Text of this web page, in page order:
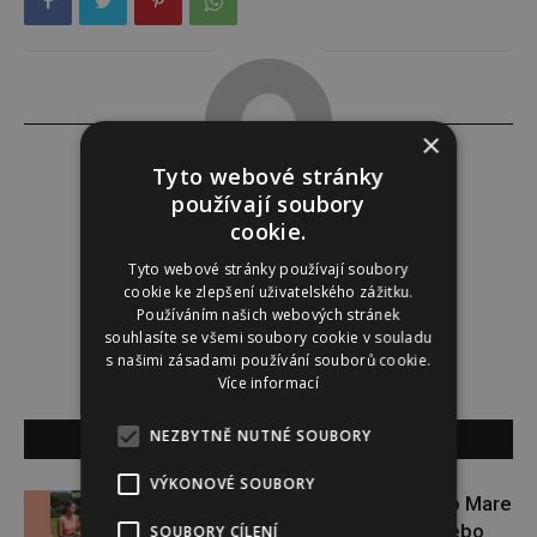
Tereza Lindauerová
http://www.zdravivharmonii.cz
SOUVISEJÍCÍ ČLÁNKY
Zapojte se do letní soutěže s Rio Mare
a vyhrajte iWatch Series 11 nebo
×
Tyto webové stránky
používají soubory
cookie.
Tyto webové stránky používají soubory
cookie ke zlepšení uživatelského zážitku.
Používáním našich webových stránek
souhlasíte se všemi soubory cookie v souladu
s našimi zásadami používání souborů cookie.
Více informací
NEZBYTNĚ NUTNÉ SOUBORY
VÝKONOVÉ SOUBORY
SOUBORY CÍLENÍ